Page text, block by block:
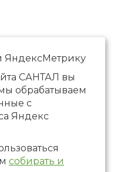
ЯндексМетрику
САНТАЛ вы
обрабатываем
с
Яндекс
собирать и